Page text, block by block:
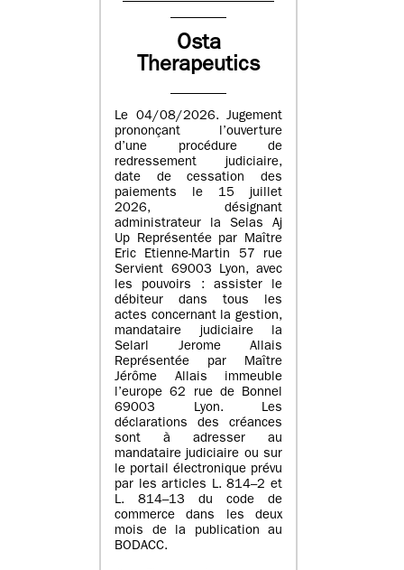
Osta
Therapeutics
Le 04/08/2026. Jugement
prononçant l’ouverture
d’une procédure de
redressement judiciaire,
date de cessation des
paiements le 15 juillet
2026, désignant
administrateur la Selas Aj
Up Représentée par Maître
Eric Etienne-Martin 57 rue
Servient 69003 Lyon, avec
les pouvoirs : assister le
débiteur dans tous les
actes concernant la gestion,
mandataire judiciaire la
Selarl Jerome Allais
Représentée par Maître
Jérôme Allais immeuble
l’europe 62 rue de Bonnel
69003 Lyon. Les
déclarations des créances
sont à adresser au
mandataire judiciaire ou sur
le portail électronique prévu
par les articles L. 814–2 et
L. 814–13 du code de
commerce dans les deux
mois de la publication au
BODACC.